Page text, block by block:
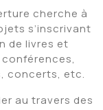
cherche à
s’inscrivant
de livres et
concerts, etc.
au travers des